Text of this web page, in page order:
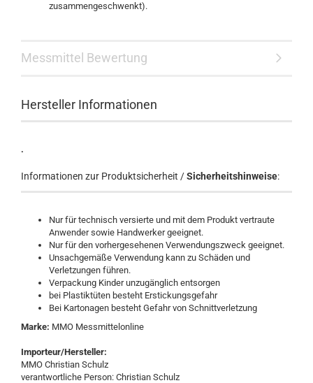
zusammengeschwenkt).
Messmittel Bewertung
Hersteller Informationen
.
Informationen zur Produktsicherheit /Sicherheitshinweise:
Nur für technisch versierte und mit dem Produkt vertraute
Anwender sowie Handwerker geeignet.
Nur für den vorhergesehenen Verwendungszweck geeignet.
Unsachgemäße Verwendung kann zu Schäden und
Verletzungen führen.
Verpackung Kinder unzugänglich entsorgen
bei Plastiktüten besteht Erstickungsgefahr
Bei Kartonagen besteht Gefahr von Schnittverletzung
Marke: MMO Messmittelonline
Importeur/Hersteller:
MMO Christian Schulz
verantwortliche Person: Christian Schulz